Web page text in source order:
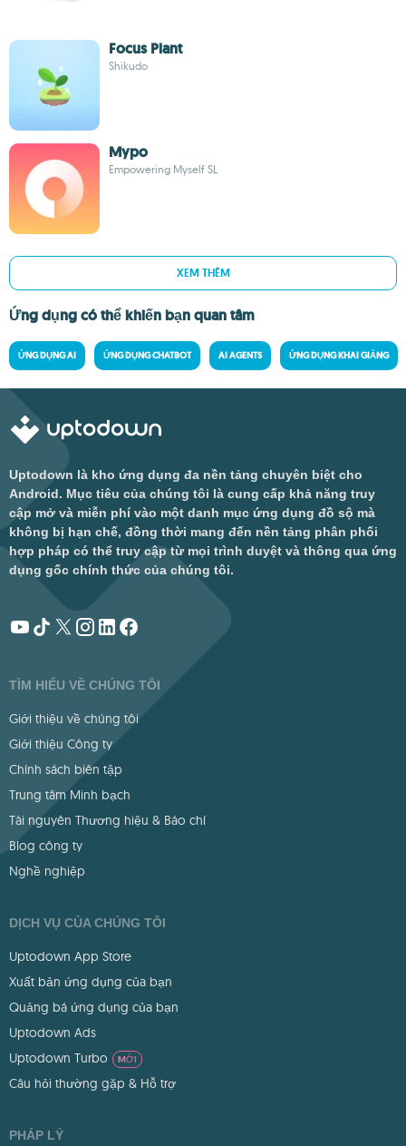
Focus Plant
Shikudo
Mypo
Empowering Myself SL
XEM THÊM
Ứng dụng có thể khiến bạn quan tâm
ỨNG DỤNG AI ỨNG DỤNG CHATBOT AI AGENTS ỨNG DỤNG KHAI GIẢNG
Uptodown là kho ứng dụng đa nền tảng chuyên biệt cho
Android. Mục tiêu của chúng tôi là cung cấp khả năng truy
cập mở và miễn phí vào một danh mục ứng dụng đồ sộ mà
không bị hạn chế, đồng thời mang đến nền tảng phân phối
hợp pháp có thể truy cập từ mọi trình duyệt và thông qua ứng
dụng gốc chính thức của chúng tôi.
TÌM HIỂU VỀ CHÚNG TÔI
Giới thiệu về chúng tôi
Giới thiệu Công ty
Chính sách biên tập
Trung tâm Minh bạch
Tài nguyên Thương hiệu & Báo chí
Blog công ty
Nghề nghiệp
DỊCH VỤ CỦA CHÚNG TÔI
Uptodown App Store
Xuất bản ứng dụng của bạn
Quảng bá ứng dụng của bạn
Uptodown Ads
Uptodown Turbo
MỚI
Câu hỏi thường gặp & Hỗ trợ
PHÁP LÝ